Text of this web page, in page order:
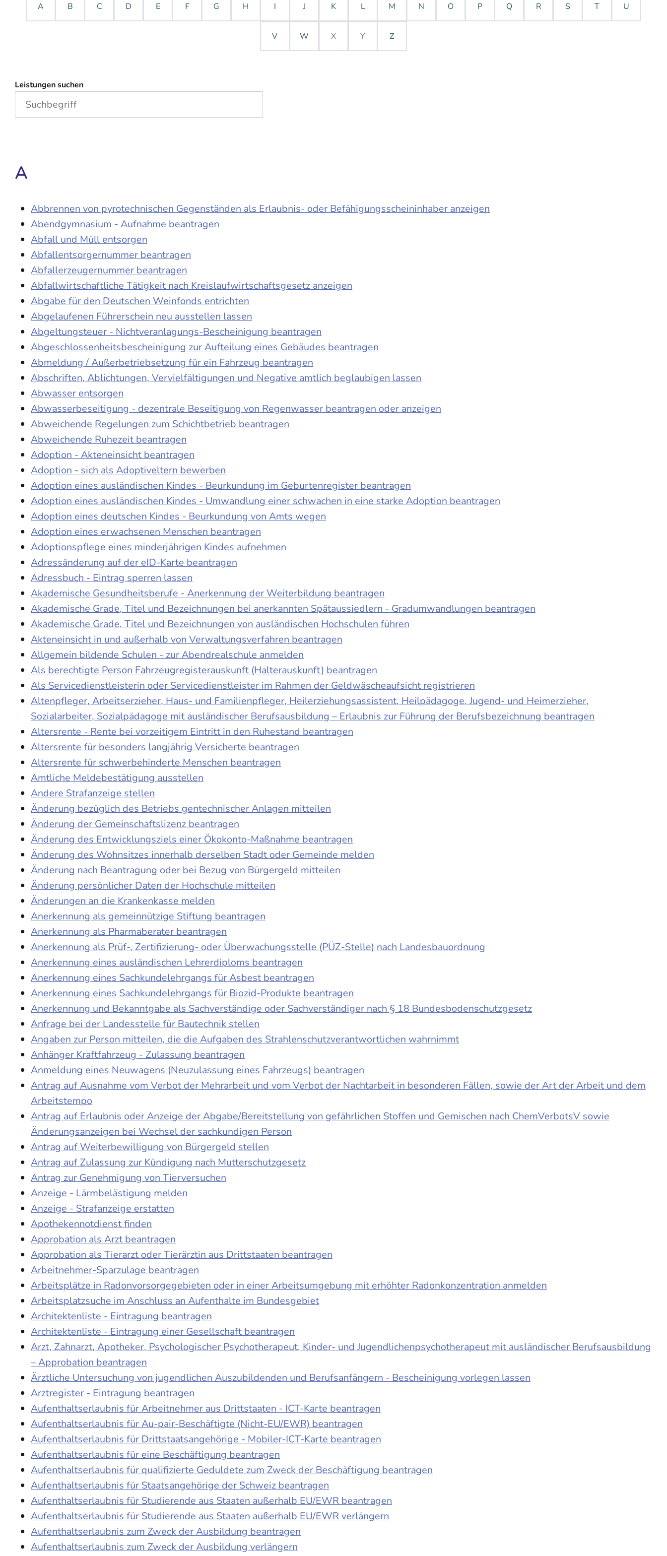
A B C D E F G H I J K L M N O P Q R S T U
V W X Y Z
Leistungen suchen
A
Abbrennen von pyrotechnischen Gegenständen als Erlaubnis- oder Befähigungsscheininhaber anzeigen
Abendgymnasium - Aufnahme beantragen
Abfall und Müll entsorgen
Abfallentsorgernummer beantragen
Abfallerzeugernummer beantragen
Abfallwirtschaftliche Tätigkeit nach Kreislaufwirtschaftsgesetz anzeigen
Abgabe für den Deutschen Weinfonds entrichten
Abgelaufenen Führerschein neu ausstellen lassen
Abgeltungsteuer - Nichtveranlagungs-Bescheinigung beantragen
Abgeschlossenheitsbescheinigung zur Aufteilung eines Gebäudes beantragen
Abmeldung / Außerbetriebsetzung für ein Fahrzeug beantragen
Abschriften, Ablichtungen, Vervielfältigungen und Negative amtlich beglaubigen lassen
Abwasser entsorgen
Abwasserbeseitigung - dezentrale Beseitigung von Regenwasser beantragen oder anzeigen
Abweichende Regelungen zum Schichtbetrieb beantragen
Abweichende Ruhezeit beantragen
Adoption - Akteneinsicht beantragen
Adoption - sich als Adoptiveltern bewerben
Adoption eines ausländischen Kindes - Beurkundung im Geburtenregister beantragen
Adoption eines ausländischen Kindes - Umwandlung einer schwachen in eine starke Adoption beantragen
Adoption eines deutschen Kindes - Beurkundung von Amts wegen
Adoption eines erwachsenen Menschen beantragen
Adoptionspflege eines minderjährigen Kindes aufnehmen
Adressänderung auf der eID-Karte beantragen
Adressbuch - Eintrag sperren lassen
Akademische Gesundheitsberufe - Anerkennung der Weiterbildung beantragen
Akademische Grade, Titel und Bezeichnungen bei anerkannten Spätaussiedlern - Gradumwandlungen beantragen
Akademische Grade, Titel und Bezeichnungen von ausländischen Hochschulen führen
Akteneinsicht in und außerhalb von Verwaltungsverfahren beantragen
Allgemein bildende Schulen - zur Abendrealschule anmelden
Als berechtigte Person Fahrzeugregisterauskunft (Halterauskunft) beantragen
Als Servicedienstleisterin oder Servicedienstleister im Rahmen der Geldwäscheaufsicht registrieren
Altenpfleger, Arbeitserzieher, Haus- und Familienpfleger, Heilerziehungsassistent, Heilpädagoge, Jugend- und Heimerzieher,
Sozialarbeiter, Sozialpädagoge mit ausländischer Berufsausbildung – Erlaubnis zur Führung der Berufsbezeichnung beantragen
Altersrente - Rente bei vorzeitigem Eintritt in den Ruhestand beantragen
Altersrente für besonders langjährig Versicherte beantragen
Altersrente für schwerbehinderte Menschen beantragen
Amtliche Meldebestätigung ausstellen
Andere Strafanzeige stellen
Änderung bezüglich des Betriebs gentechnischer Anlagen mitteilen
Änderung der Gemeinschaftslizenz beantragen
Änderung des Entwicklungsziels einer Ökokonto-Maßnahme beantragen
Änderung des Wohnsitzes innerhalb derselben Stadt oder Gemeinde melden
Änderung nach Beantragung oder bei Bezug von Bürgergeld mitteilen
Änderung persönlicher Daten der Hochschule mitteilen
Änderungen an die Krankenkasse melden
Anerkennung als gemeinnützige Stiftung beantragen
Anerkennung als Pharmaberater beantragen
Anerkennung als Prüf-, Zertifizierung- oder Überwachungsstelle (PÜZ-Stelle) nach Landesbauordnung
Anerkennung eines ausländischen Lehrerdiploms beantragen
Anerkennung eines Sachkundelehrgangs für Asbest beantragen
Anerkennung eines Sachkundelehrgangs für Biozid-Produkte beantragen
Anerkennung und Bekanntgabe als Sachverständige oder Sachverständiger nach § 18 Bundesbodenschutzgesetz
Anfrage bei der Landesstelle für Bautechnik stellen
Angaben zur Person mitteilen, die die Aufgaben des Strahlenschutzverantwortlichen wahrnimmt
Anhänger Kraftfahrzeug - Zulassung beantragen
Anmeldung eines Neuwagens (Neuzulassung eines Fahrzeugs) beantragen
Antrag auf Ausnahme vom Verbot der Mehrarbeit und vom Verbot der Nachtarbeit in besonderen Fällen, sowie der Art der Arbeit und dem
Arbeitstempo
Antrag auf Erlaubnis oder Anzeige der Abgabe/Bereitstellung von gefährlichen Stoffen und Gemischen nach ChemVerbotsV sowie
Änderungsanzeigen bei Wechsel der sachkundigen Person
Antrag auf Weiterbewilligung von Bürgergeld stellen
Antrag auf Zulassung zur Kündigung nach Mutterschutzgesetz
Antrag zur Genehmigung von Tierversuchen
Anzeige - Lärmbelästigung melden
Anzeige - Strafanzeige erstatten
Apothekennotdienst finden
Approbation als Arzt beantragen
Approbation als Tierarzt oder Tierärztin aus Drittstaaten beantragen
Arbeitnehmer-Sparzulage beantragen
Arbeitsplätze in Radonvorsorgegebieten oder in einer Arbeitsumgebung mit erhöhter Radonkonzentration anmelden
Arbeitsplatzsuche im Anschluss an Aufenthalte im Bundesgebiet
Architektenliste - Eintragung beantragen
Architektenliste - Eintragung einer Gesellschaft beantragen
Arzt, Zahnarzt, Apotheker, Psychologischer Psychotherapeut, Kinder- und Jugendlichenpsychotherapeut mit ausländischer Berufsausbildung
– Approbation beantragen
Ärztliche Untersuchung von jugendlichen Auszubildenden und Berufsanfängern - Bescheinigung vorlegen lassen
Arztregister - Eintragung beantragen
Aufenthaltserlaubnis für Arbeitnehmer aus Drittstaaten - ICT-Karte beantragen
Aufenthaltserlaubnis für Au-pair-Beschäftigte (Nicht-EU/EWR) beantragen
Aufenthaltserlaubnis für Drittstaatsangehörige - Mobiler-ICT-Karte beantragen
Aufenthaltserlaubnis für eine Beschäftigung beantragen
Aufenthaltserlaubnis für qualifizierte Geduldete zum Zweck der Beschäftigung beantragen
Aufenthaltserlaubnis für Staatsangehörige der Schweiz beantragen
Aufenthaltserlaubnis für Studierende aus Staaten außerhalb EU/EWR beantragen
Aufenthaltserlaubnis für Studierende aus Staaten außerhalb EU/EWR verlängern
Aufenthaltserlaubnis zum Zweck der Ausbildung beantragen
Aufenthaltserlaubnis zum Zweck der Ausbildung verlängern